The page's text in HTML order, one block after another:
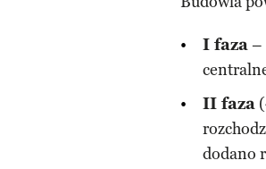
I faza–
II faza
dodano